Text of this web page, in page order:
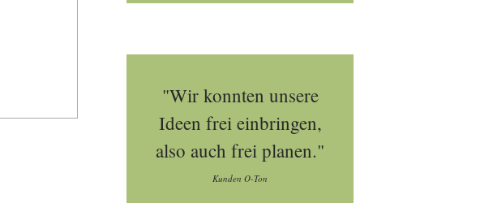
"Wir konnten unsere
Ideen frei einbringen,
also auch frei planen."
Kunden O-Ton